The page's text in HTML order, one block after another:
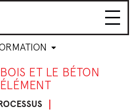
ET LE BÉTON